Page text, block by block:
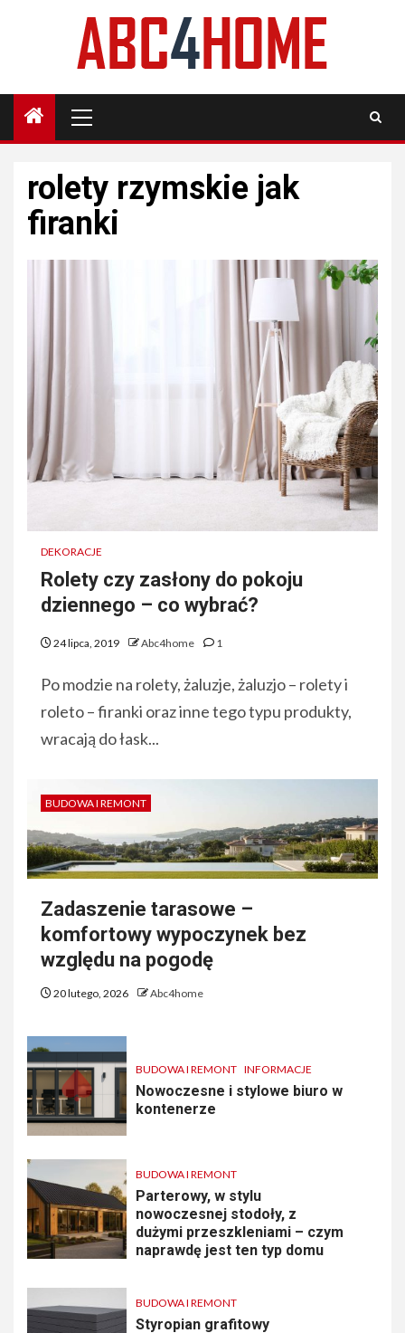
Menu
rolety rzymskie jak
firanki
DEKORACJE
Rolety czy zasłony do pokoju
dziennego – co wybrać?
24 lipca, 2019 Abc4home 1
Po modzie na rolety, żaluzje, żaluzjo – rolety i
roleto – firanki oraz inne tego typu produkty,
wracają do łask...
BUDOWA I REMONT
Zadaszenie tarasowe –
komfortowy wypoczynek bez
względu na pogodę
20 lutego, 2026 Abc4home
BUDOWA I REMONT INFORMACJE
Nowoczesne i stylowe biuro w
kontenerze
BUDOWA I REMONT
Parterowy, w stylu
nowoczesnej stodoły, z
dużymi przeszkleniami – czym
naprawdę jest ten typ domu
BUDOWA I REMONT
Styropian grafitowy